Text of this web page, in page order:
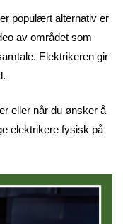
populært alternativ er
av området som
Elektrikeren gir
eller når du ønsker å
elektrikere fysisk på